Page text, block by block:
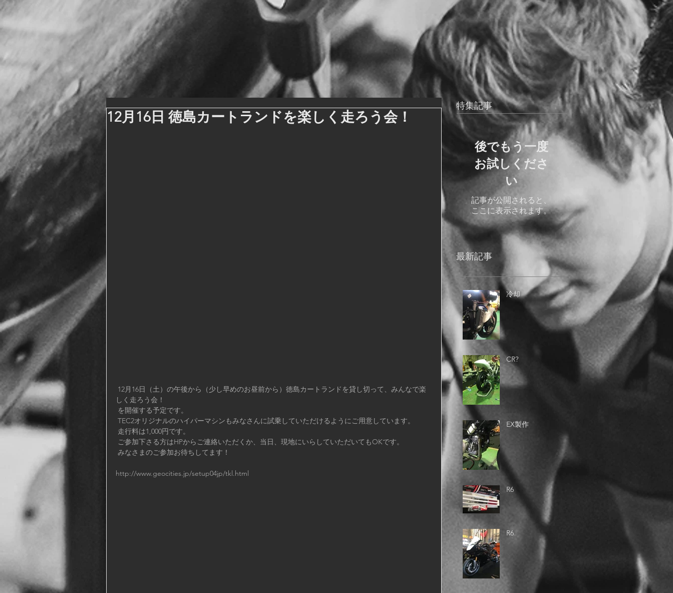
12月16日 徳島カートランドを楽しく走ろう会！
しく走ろう会！
を開催する予定です。
TEC2オリジナルのハイパーマシンもみなさんに試乗していただけるようにご用意しています。
走行料は1,000円です。
ご参加下さる方はHPからご連絡いただくか、当日、現地にいらしていただいてもOKです。
みなさまのご参加お待ちしてます！
http://www.geocities.jp/setup04jp/tkl.html
特集記事
後でもう一度
お試しくださ
い
記事が公開されると、
ここに表示されます。
最新記事
冷却
CR?
EX製作
R6
R6